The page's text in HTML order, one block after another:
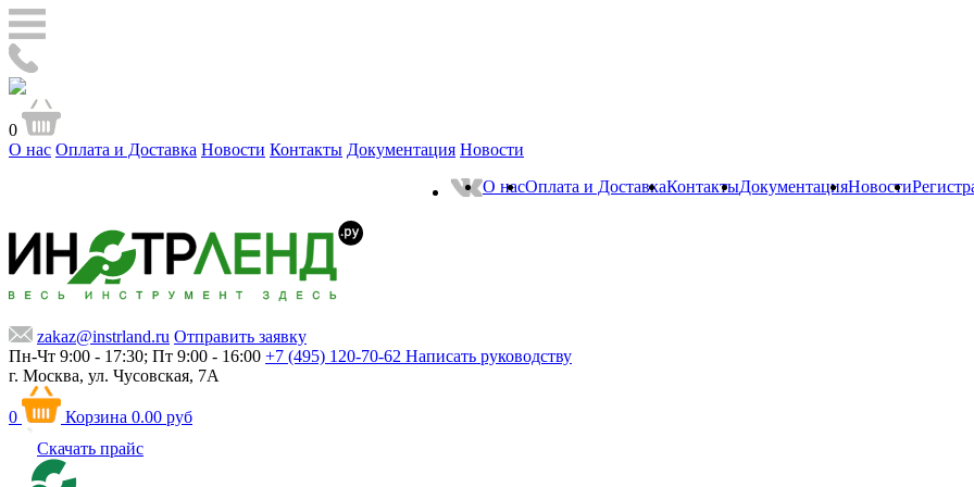
0
О нас Оплата и Доставка Новости Контакты Документация Новости
О насОплата и ДоставкаКонтактыДокументацияНовости
zakaz@instrland.ru Отправить заявку
Пн-Чт 9:00 - 17:30; Пт 9:00 - 16:00 +7 (495) 120-70-62 Написать руководству
г. Москва, ул. Чусовская, 7А
0 Корзина 0.00 руб
Скачать прайс